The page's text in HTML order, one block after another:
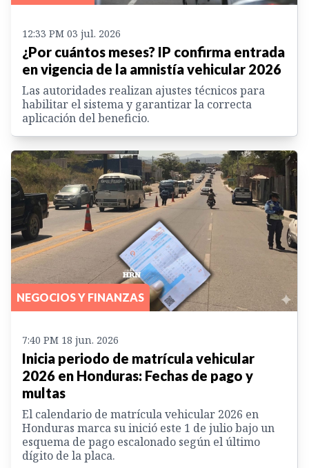
12:33 PM 03 jul. 2026
¿Por cuántos meses? IP confirma entrada
en vigencia de la amnistía vehicular 2026
Las autoridades realizan ajustes técnicos para
habilitar el sistema y garantizar la correcta
aplicación del beneficio.
NEGOCIOS Y FINANZAS
7:40 PM 18 jun. 2026
Inicia periodo de matrícula vehicular
2026 en Honduras: Fechas de pago y
multas
El calendario de matrícula vehicular 2026 en
Honduras marca su inició este 1 de julio bajo un
esquema de pago escalonado según el último
dígito de la placa.